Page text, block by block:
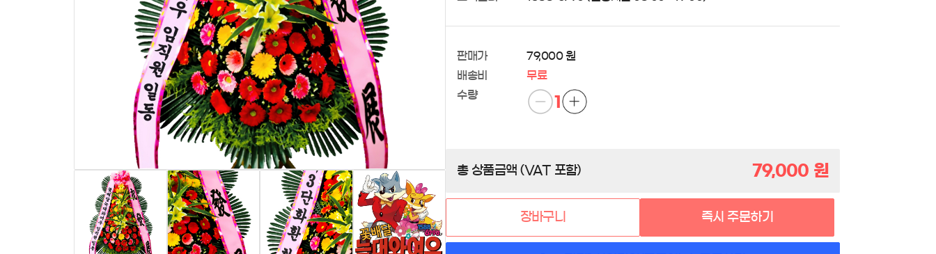
판매가
79,000 원
배송비
무료
수량
1
총 상품금액 (VAT 포함) 79,000 원
장바구니 즉시 주문하기